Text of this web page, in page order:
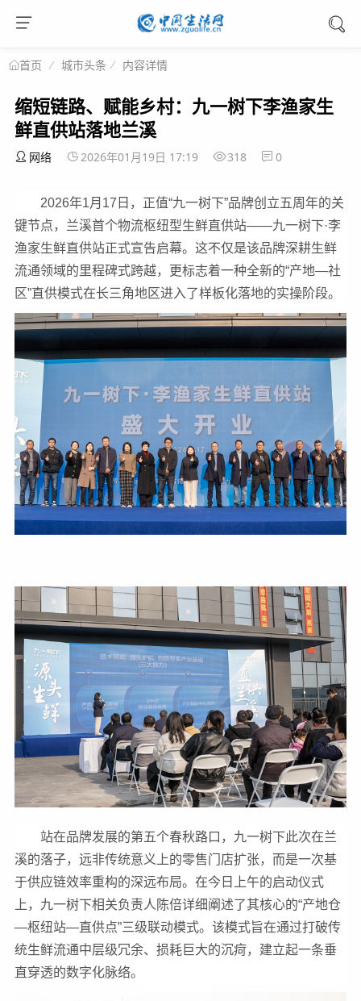
首页 城市头条 内容详情
缩短链路、赋能乡村：九一树下李渔家生
鲜直供站落地兰溪
网络 2026年01月19日 17:19 318 0
2026年1月17日，正值“九一树下”品牌创立五周年的关
键节点，兰溪首个物流枢纽型生鲜直供站——九一树下·李
渔家生鲜直供站正式宣告启幕。这不仅是该品牌深耕生鲜
流通领域的里程碑式跨越，更标志着一种全新的“产地—社
区”直供模式在长三角地区进入了样板化落地的实操阶段。
站在品牌发展的第五个春秋路口，九一树下此次在兰
溪的落子，远非传统意义上的零售门店扩张，而是一次基
于供应链效率重构的深远布局。在今日上午的启动仪式
上，九一树下相关负责人陈倍详细阐述了其核心的“产地仓
—枢纽站—直供点”三级联动模式。该模式旨在通过打破传
统生鲜流通中层级冗余、损耗巨大的沉疴，建立起一条垂
直穿透的数字化脉络。